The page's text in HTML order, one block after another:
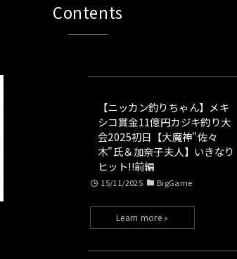
Contents
【ニッカン釣りちゃん】メキ
シコ賞金11億円カジキ釣り大
会2025初日【大魔神"佐々
木"氏＆加奈子夫人】いきなり
ヒット!!前編
15/11/2025 BigGame